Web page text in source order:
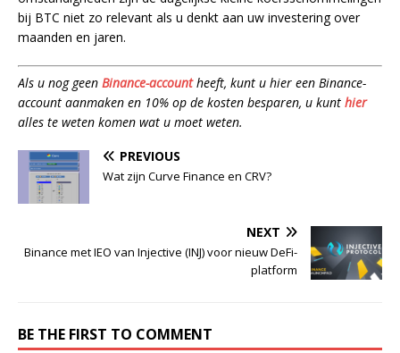
bij BTC niet zo relevant als u denkt aan uw investering over
maanden en jaren.
Als u nog geen Binance-accountheeft, kunt u hier een Binance-
account aanmaken en 10% op de kosten besparen, u kunt hier
alles te weten komen wat u moet weten.
PREVIOUS
Wat zijn Curve Finance en CRV?
NEXT
Binance met IEO van Injective (INJ) voor nieuw DeFi-
platform
BE THE FIRST TO COMMENT